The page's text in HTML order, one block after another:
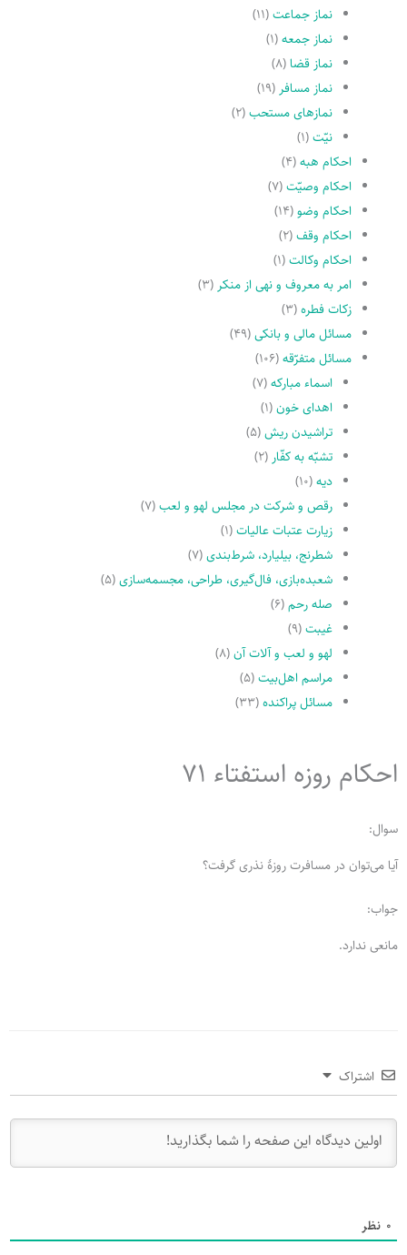
نماز جماعت(۱۱)
نماز جمعه(۱)
نماز قضا(۸)
نماز مسافر (۱۹)
نمازهاى مستحب(۲)
نیّت(۱)
احکام هبه(۴)
احکام وصیّت(۷)
احکام وضو(۱۴)
احکام وقف(۲)
احکام وکالت(۱)
امر به معروف و نهى از منکر (۳)
زکات فطره(۳)
مسائل مالی و بانکی(۴۹)
مسائل متفرّقه(۱۰۶)
اسماء مبارکه(۷)
اهدای خون(۱)
تراشیدن ریش(۵)
تشبّه به کفّار (۲)
دیه(۱۰)
رقص و شرکت در مجلس لهو و لعب(۷)
زیارت عتبات عالیات(۱)
شطرنج، بیلیارد، شرط‌بندی(۷)
شعبده‌بازی، فال‌گیری، طراحی، مجسمه‌سازی(۵)
صله رحم(۶)
غیبت(۹)
لهو و لعب و آلات آن(۸)
مراسم اهل‌بیت(۵)
مسائل پراکنده(۳۳)
احکام روزه استفتاء 71
سوال:
آیا می‌توان در مسافرت روزۀ نذری گرفت؟
جواب:
مانعی ندارد.
اشتراک
0 نظر